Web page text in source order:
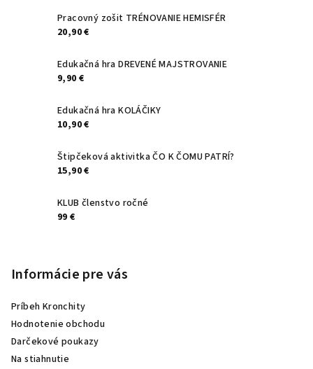
Pracovný zošit TRÉNOVANIE HEMISFÉR
20,90 €
Edukačná hra DREVENÉ MAJSTROVANIE
9,90 €
Edukačná hra KOLÁČIKY
10,90 €
Štipčeková aktivitka ČO K ČOMU PATRÍ?
15,90 €
KLUB členstvo ročné
99 €
Informácie pre vás
Príbeh Kronchity
Hodnotenie obchodu
Darčekové poukazy
Na stiahnutie